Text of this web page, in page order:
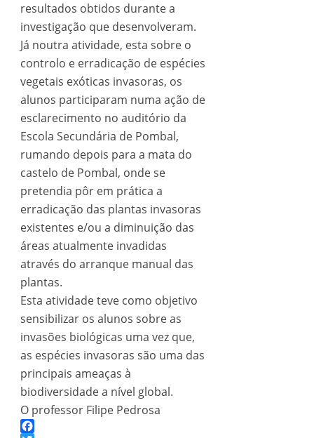
resultados obtidos durante a
investigação que desenvolveram.
Já noutra atividade, esta sobre o
controlo e erradicação de espécies
vegetais exóticas invasoras, os
alunos participaram numa ação de
esclarecimento no auditório da
Escola Secundária de Pombal,
rumando depois para a mata do
castelo de Pombal, onde se
pretendia pôr em prática a
erradicação das plantas invasoras
existentes e/ou a diminuição das
áreas atualmente invadidas
através do arranque manual das
plantas.
Esta atividade teve como objetivo
sensibilizar os alunos sobre as
invasões biológicas uma vez que,
as espécies invasoras são uma das
principais ameaças à
biodiversidade a nível global.
O professor Filipe Pedrosa